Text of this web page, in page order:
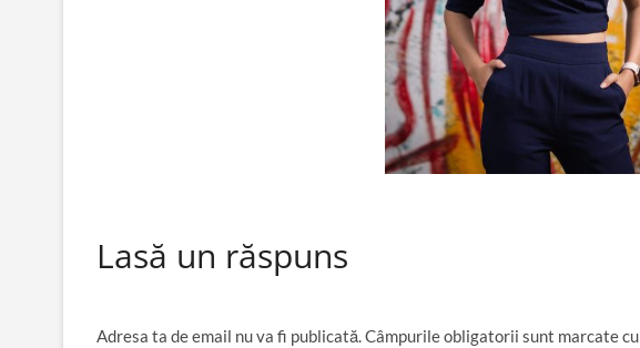
Lasă un răspuns
Adresa ta de email nu va fi publicată.Câmpurile obligatorii sunt marcate cu